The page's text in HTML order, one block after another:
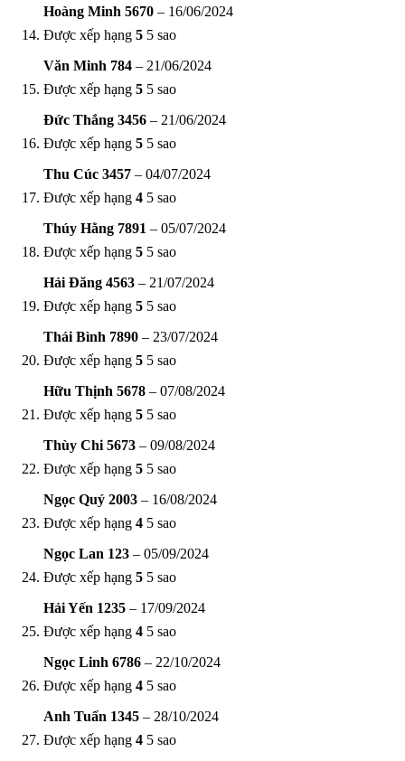
Hoàng Minh 5670 – 16/06/2024
Được xếp hạng 5 5 sao
Văn Minh 784 – 21/06/2024
Được xếp hạng 5 5 sao
Đức Thắng 3456 – 21/06/2024
Được xếp hạng 5 5 sao
Thu Cúc 3457 – 04/07/2024
Được xếp hạng 4 5 sao
Thúy Hằng 7891 – 05/07/2024
Được xếp hạng 5 5 sao
Hải Đăng 4563 – 21/07/2024
Được xếp hạng 5 5 sao
Thái Bình 7890 – 23/07/2024
Được xếp hạng 5 5 sao
Hữu Thịnh 5678 – 07/08/2024
Được xếp hạng 5 5 sao
Thùy Chi 5673 – 09/08/2024
Được xếp hạng 5 5 sao
Ngọc Quý 2003 – 16/08/2024
Được xếp hạng 4 5 sao
Ngọc Lan 123 – 05/09/2024
Được xếp hạng 5 5 sao
Hải Yến 1235 – 17/09/2024
Được xếp hạng 4 5 sao
Ngọc Linh 6786 – 22/10/2024
Được xếp hạng 4 5 sao
Anh Tuấn 1345 – 28/10/2024
Được xếp hạng 4 5 sao